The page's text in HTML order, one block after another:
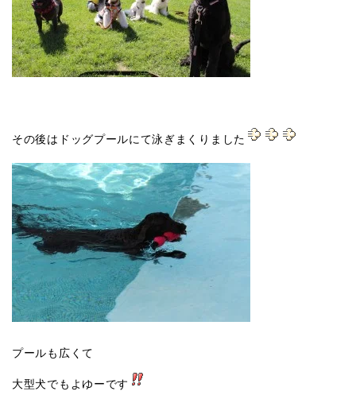
その後はドッグプールにて泳ぎまくりました
プールも広くて
大型犬でもよゆーです